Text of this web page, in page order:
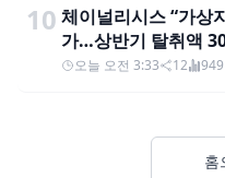
10 체이널리시스 “가상
가…상반기 탈취액
오늘 오전 3:33 12 949
홈